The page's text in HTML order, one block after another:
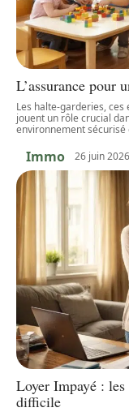
L’assurance pour
Les halte-garderies, ces
jouent un rôle crucial
environnement sécurisé
Immo 26 juin 2026
Loyer Impayé :
difficile